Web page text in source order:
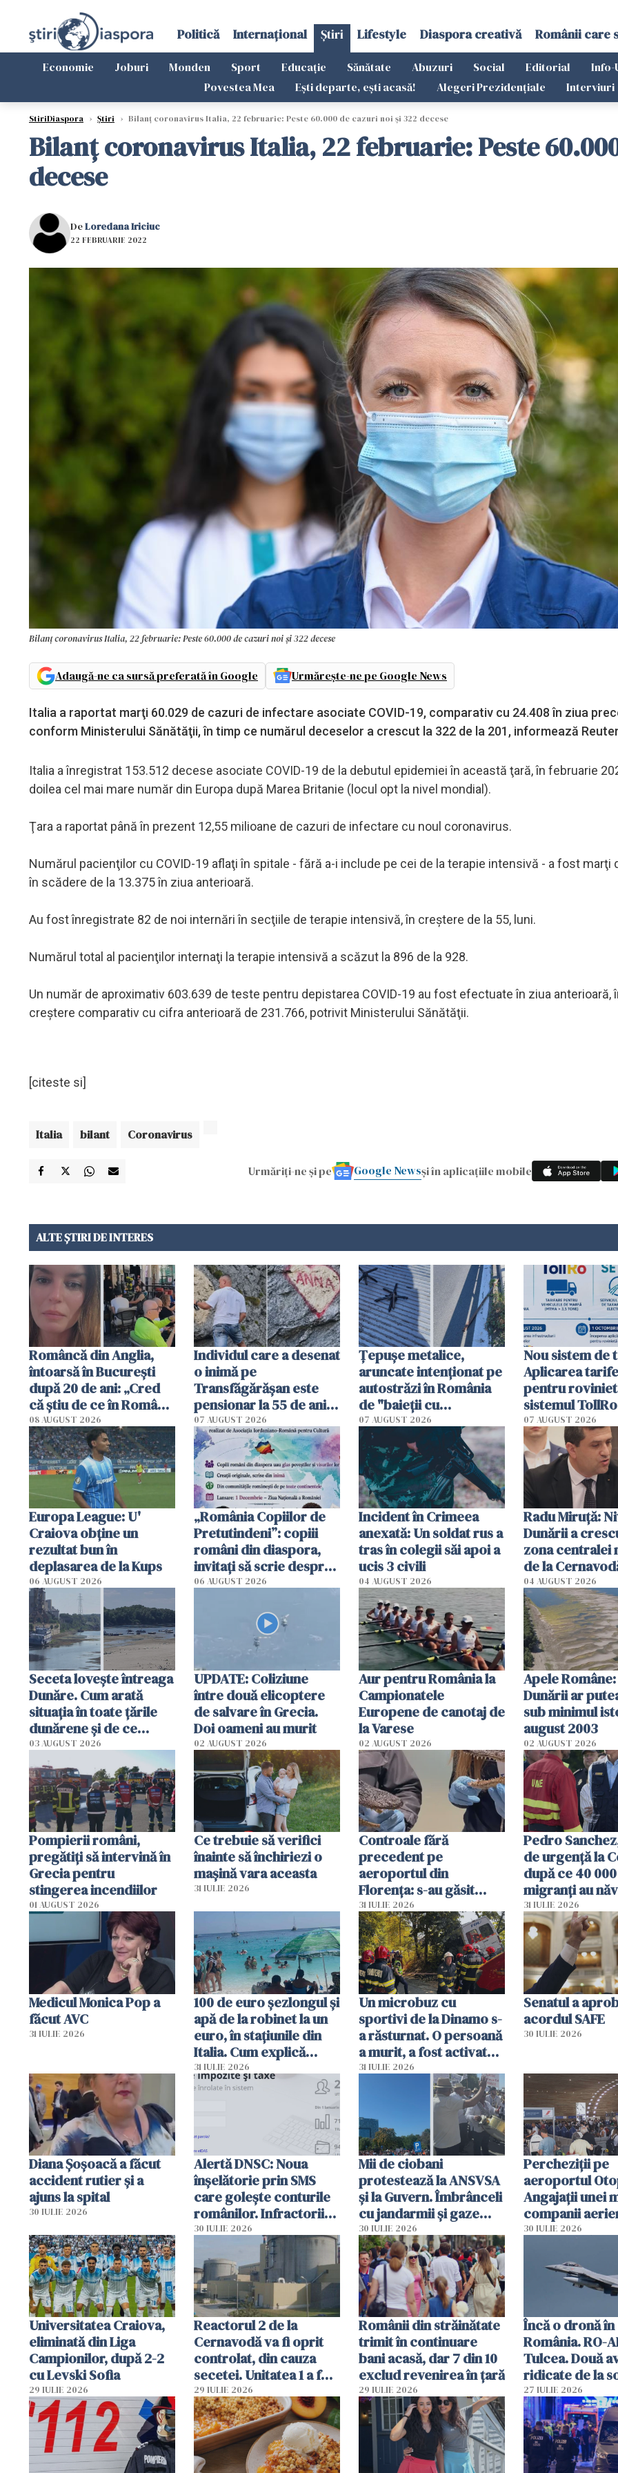
Politică Internațional Știri Lifestyle Diaspora creativă Românii care
Economie Joburi Monden Sport Educație Sănătate Abuzuri Social Editorial
Info-
Povestea Mea
Ești departe, ești acasă! Alegeri Prezidențiale Interviuri
StiriDiaspora › Știri › Bilanț coronavirus Italia, 22 februarie: Peste 60.000 de cazuri noi și 322 decese
Bilanț coronavirus Italia, 22 februarie: Peste
decese
DeLoredana Iriciuc
22 FEBRUARIE 2022
Bilanț coronavirus Italia, 22 februarie: Peste 60.000 de cazuri noi și 322 decese
Adaugă-ne ca sursă preferată în Google Urmărește-ne pe Google News
Italia a raportat marţi 60.029 de cazuri de infectare asociate COVID-19, comparativ cu 24.408 în ziua
conform Ministerului Sănătăţii, în timp ce numărul deceselor a crescut la 322 de la 201, informează
Italia a înregistrat 153.512 decese asociate COVID-19 de la debutul epidemiei în această ţară, în februarie
doilea cel mai mare număr din Europa după Marea Britanie (locul opt la nivel mondial).
Ţara a raportat până în prezent 12,55 milioane de cazuri de infectare cu noul coronavirus.
Numărul pacienţilor cu COVID-19 aflaţi în spitale - fără a-i include pe cei de la terapie intensivă - a fost marţi
în scădere de la 13.375 în ziua anterioară.
Au fost înregistrate 82 de noi internări în secţiile de terapie intensivă, în creştere de la 55, luni.
Numărul total al pacienţilor internaţi la terapie intensivă a scăzut la 896 de la 928.
Un număr de aproximativ 603.639 de teste pentru depistarea COVID-19 au fost efectuate în ziua anterioară,
creştere comparativ cu cifra anterioară de 231.766, potrivit Ministerului Sănătăţii.
[citeste si]
Italia bilant Coronavirus
Urmăriți-ne și pe Google Newsși în aplicațiile mobile
ALTE ȘTIRI DE INTERES
Româncă din Anglia,
întoarsă în București
după 20 de ani: „Cred
că știu de ce în România
se trăiește mai bine ca
în Anglia. E schimbat"
08 AUGUST 2026
Individul care a desenat
o inimă pe
Transfăgărășan este
pensionar la 55 de ani.
Poliția l-a identificat
07 AUGUST 2026
Țepușe metalice,
aruncate intenționat pe
autostrăzi în România
de "baieții cu
platforme": "Mi-au
cerut 1200 lei să mă
tracteze"
07 AUGUST 2026
Nou sistem de
Aplicarea
pentru
sistemul
începe la 1
07 AUGUST 2026
Europa League: U'
Craiova obține un
rezultat bun în
deplasarea de la Kups
06 AUGUST 2026
„România Copiilor de
Pretutindeni”: copiii
români din diaspora,
invitați să scrie despre
România într-un volum
06 AUGUST 2026
Incident în Crimeea
anexată: Un soldat rus a
tras în colegii săi apoi a
ucis 3 civili
04 AUGUST 2026
Radu Miruţă:
Dunării a
zona centralei
de la
cm faţă de
04 AUGUST 2026
Seceta lovește întreaga
Dunăre. Cum arată
situația în toate țările
dunărene și de ce
România resimte
efectele, deși a plouat
în iulie
03 AUGUST 2026
UPDATE: Coliziune
între două elicoptere
de salvare în Grecia.
Doi oameni au murit
02 AUGUST 2026
Aur pentru România la
Campionatele
Europene de canotaj de
la Varese
02 AUGUST 2026
Apele
Dunării ar
sub minimul
august 2003
02 AUGUST 2026
Pompierii români,
pregătiţi să intervină în
Grecia pentru
stingerea incendiilor
01 AUGUST 2026
Ce trebuie să verifici
înainte să închiriezi o
mașină vara aceasta
31 IULIE 2026
Controale fără
precedent pe
aeroportul din
Florența: s-au găsit
capete de aligator și o
sumă imensă de bani
31 IULIE 2026
Pedro
de urgență la
după ce 40
migranți au
teritoriul
mobiliza toate
resursele"
31 IULIE 2026
Medicul Monica Pop a
făcut AVC
31 IULIE 2026
100 de euro șezlongul și
apă de la robinet la un
euro, în stațiunile din
Italia. Cum explică
autoritățile
31 IULIE 2026
Un microbuz cu
sportivi de la Dinamo s-
a răsturnat. O persoană
a murit, a fost activat
planul roșu de
31 IULIE 2026
Senatul a
acordul SAFE
30 IULIE 2026
Diana Șoșoacă a făcut
accident rutier și a
ajuns la spital
30 IULIE 2026
Alertă DNSC: Noua
înșelătorie prin SMS
care golește conturile
românilor. Infractorii
folosesc numele
Ghișeul.ro și al Poliției
Române
30 IULIE 2026
Mii de ciobani
protestează la ANSVSA
și la Guvern. Îmbrânceli
cu jandarmii și gaze
lacrimogene
30 IULIE 2026
Percheziții pe
aeroportul
Angajații unei
companii
parfumuri,
vânzării
30 IULIE 2026
Universitatea Craiova,
eliminată din Liga
Campionilor, după 2-2
cu Levski Sofia
29 IULIE 2026
Reactorul 2 de la
Cernavodă va fi oprit
controlat, din cauza
secetei. Unitatea 1 a fost
deja oprită
29 IULIE 2026
Românii din străinătate
trimit în continuare
bani acasă, dar 7 din 10
exclud revenirea în țară
29 IULIE 2026
Încă o dronă în
România. RO-
Tulcea. Două
ridicate de la
27 IULIE 2026